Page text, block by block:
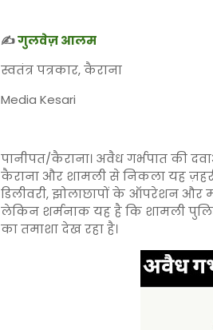
✍️गुलवेज़ आलम
स्वतंत्र पत्रकार, कैराना
Media Kesari
पानीपत/कैराना। अवैध गर्भपात की
कैराना और शामली से निकला यह
डिलीवरी, झोलाछापों के ऑपरेशन और
लेकिन शर्मनाक यह है कि शामली
का तमाशा देख रहा है।